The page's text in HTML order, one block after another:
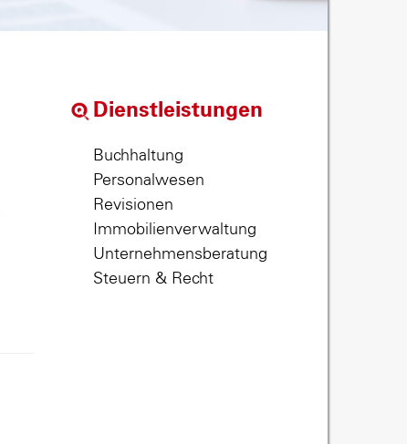
Dienstleistungen
Buchhaltung
Personalwesen
Revisionen
Immobilienverwaltung
Unternehmensberatung
Steuern & Recht